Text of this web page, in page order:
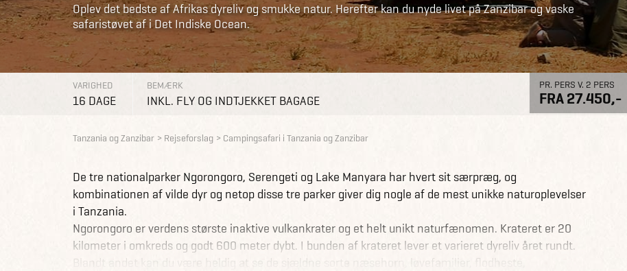
Oplev det bedste af Afrikas dyreliv og smukke natur. Herefter kan du nyde livet på Zanzibar og vaske
safaristøvet af i Det Indiske Ocean.
VARIGHED
16 DAGE
BEMÆRK
INKL. FLY OG INDTJEKKET BAGAGE
PR. PERS V. 2 PERS
FRA 27.450,-
Tanzania og Zanzibar Rejseforslag Campingsafari i Tanzania og Zanzibar
De tre nationalparker Ngorongoro, Serengeti og Lake Manyara har hvert sit særpræg, og
kombinationen af vilde dyr og netop disse tre parker giver dig nogle af de mest unikke naturoplevelser
i Tanzania.
Ngorongoro er verdens største inaktive vulkankrater og et helt unikt naturfænomen. Krateret er 20
kilometer i omkreds og godt 600 meter dybt. I bunden af krateret lever et varieret dyreliv året rundt.
Blandt andet kan du være heldig at se de sjældne sorte næsehorn, løvefamilier, flodheste,